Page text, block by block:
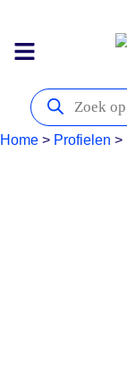
Home > Profielen >